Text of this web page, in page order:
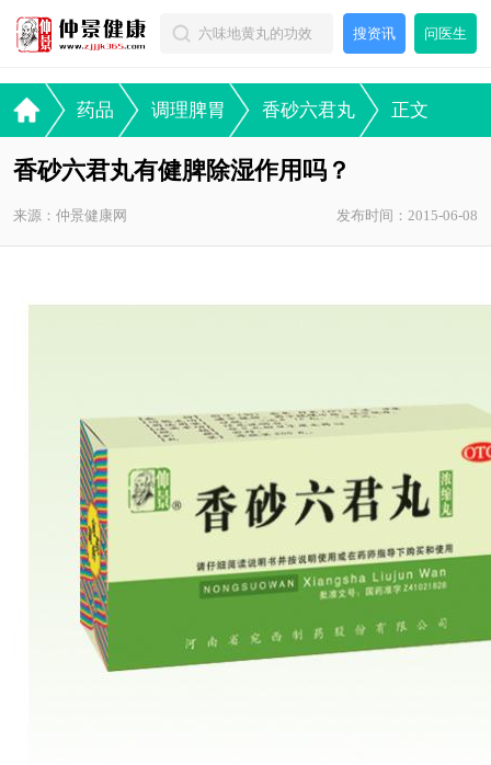
搜资讯 问医生
药品 调理脾胃 香砂六君丸 正文
香砂六君丸有健脾除湿作用吗？
来源：仲景健康网 发布时间：2015-06-08